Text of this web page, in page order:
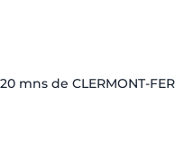
mns de CLERMONT-